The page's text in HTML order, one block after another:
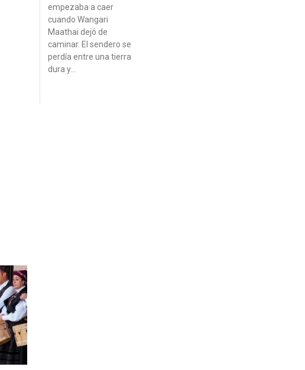
empezaba a caer
cuando Wangari
Maathai dejó de
caminar. El sendero se
perdía entre una tierra
dura y…